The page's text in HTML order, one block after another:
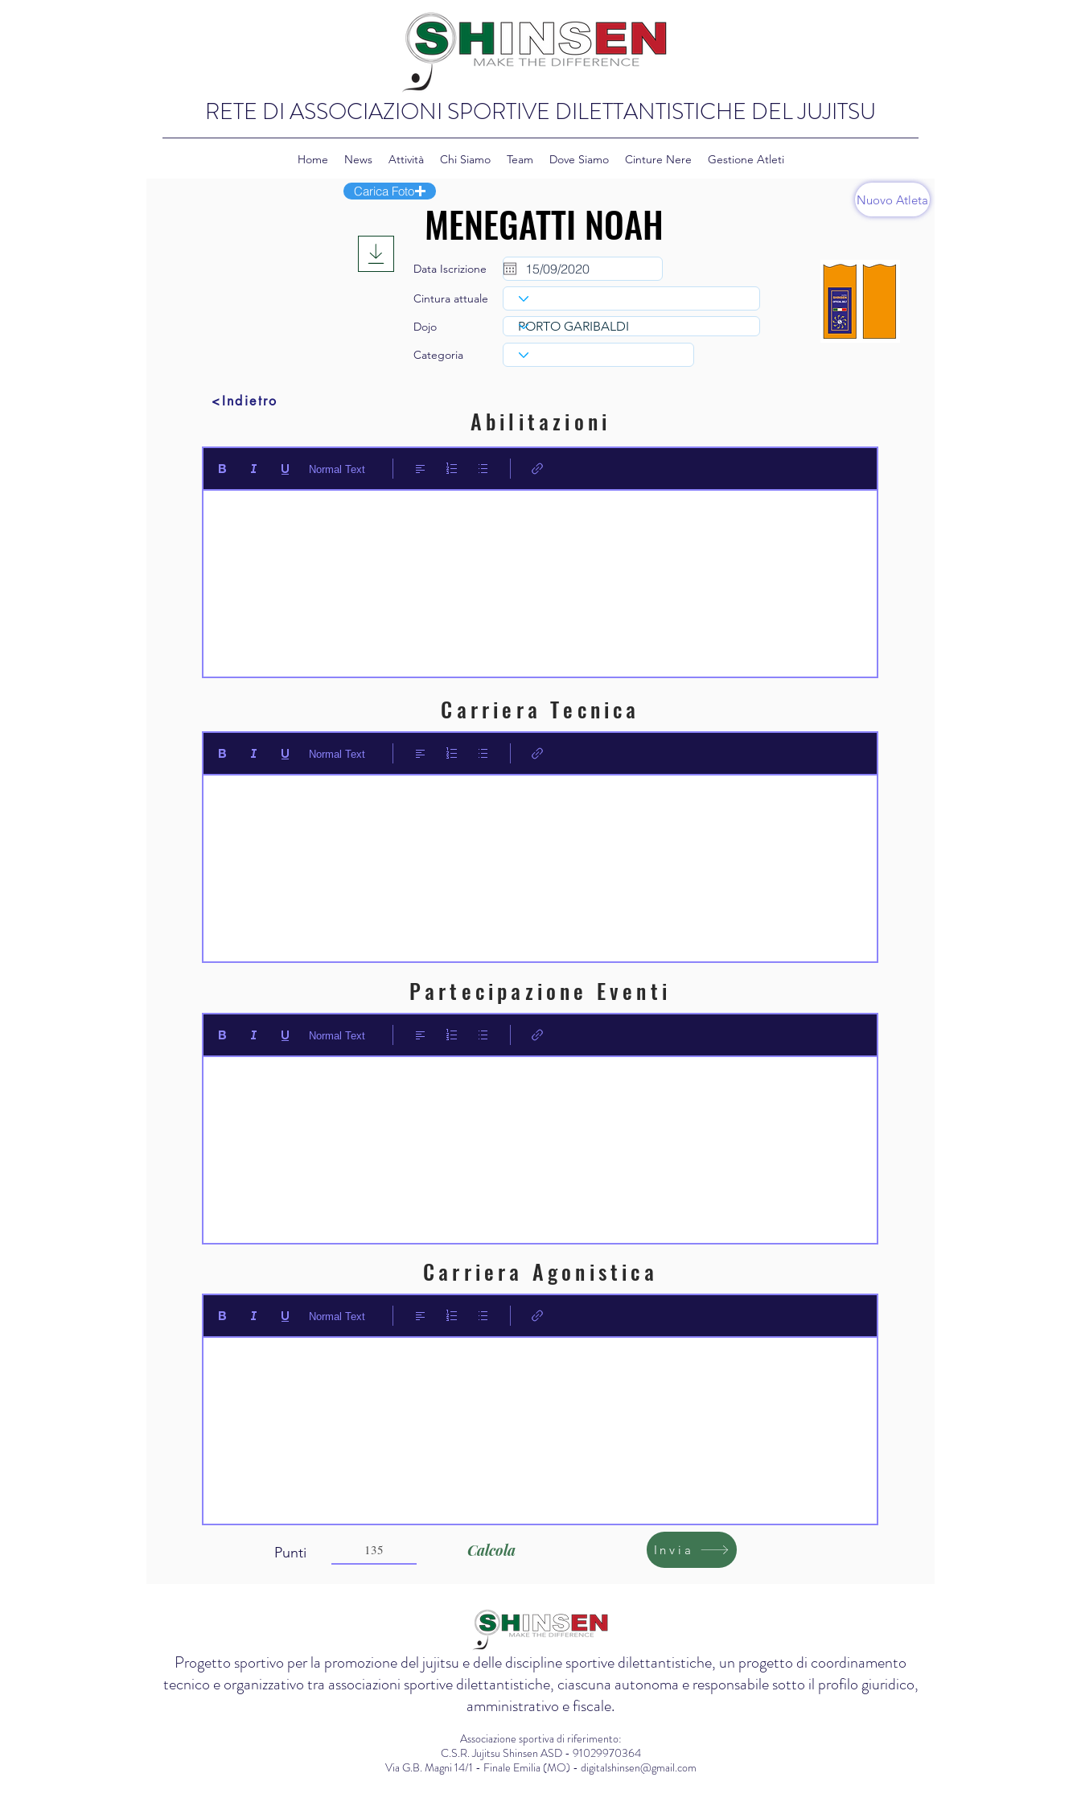
RETE DI ASSOCIAZIONI SPORTIVE DILETTANTISTICHE DEL JUJITSU
Home News Attività Chi Siamo Team Dove Siamo Cinture Nere Gestione Atleti
Carica Foto
Nuovo Atleta
Data Iscrizione
Cintura attuale
Dojo
Categoria
<Indietro
Abilitazioni
Normal Text
Carriera Tecnica
Normal Text
Partecipazione Eventi
Normal Text
Carriera Agonistica
Normal Text
Punti Calcola Invia
Progetto sportivo per la promozione del jujitsu e delle discipline sportive dilettantistiche, un progetto di coordinamento
tecnico e organizzativo tra associazioni sportive dilettantistiche, ciascuna autonoma e responsabile sotto il profilo giuridico,
amministrativo e fiscale.
Associazione sportiva di riferimento:
C.S.R. Jujitsu Shinsen ASD - 91029970364
Via G.B. Magni 14/1 - Finale Emilia (MO) - digitalshinsen@gmail.com